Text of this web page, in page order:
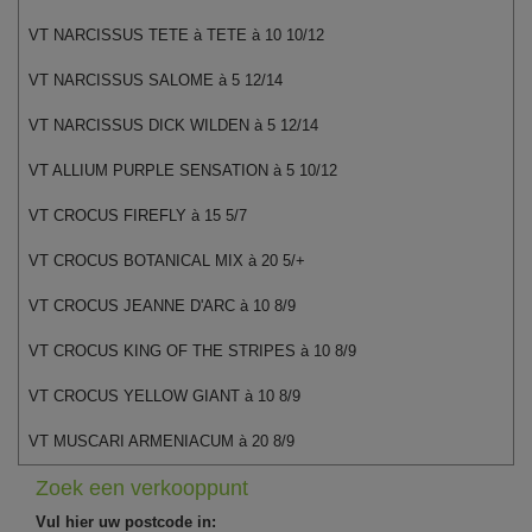
VT NARCISSUS TETE à TETE à 10 10/12
VT NARCISSUS SALOME à 5 12/14
VT NARCISSUS DICK WILDEN à 5 12/14
VT ALLIUM PURPLE SENSATION à 5 10/12
VT CROCUS FIREFLY à 15 5/7
VT CROCUS BOTANICAL MIX à 20 5/+
VT CROCUS JEANNE D'ARC à 10 8/9
VT CROCUS KING OF THE STRIPES à 10 8/9
VT CROCUS YELLOW GIANT à 10 8/9
VT MUSCARI ARMENIACUM à 20 8/9
Zoek een verkooppunt
Vul hier uw postcode in: